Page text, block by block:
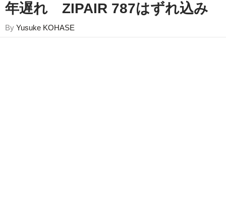
年遅れ ZIPAIR 787はずれ込み
By Yusuke KOHASE